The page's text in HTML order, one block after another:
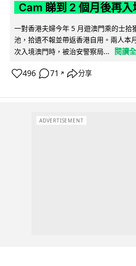
Cam 睇到 2 個月後再入
一對香港夫婦今年 5 月遊澳門乘的士拾
池，拾遺不報並帶返香港自用。兩人本
次入境澳門時，被治安警察局...
閱讀
496 71 ↗ 分享
ADVERTISEMENT